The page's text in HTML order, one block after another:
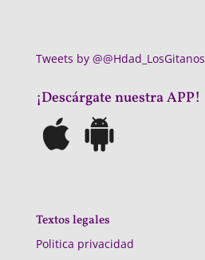
Tweets by @@Hdad_LosGitanos
¡Descárgate nuestra APP!
Textos legales
Politica privacidad